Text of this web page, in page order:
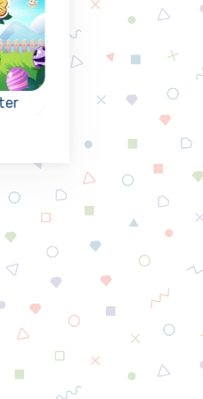
Fruit Squares
van de vierkanten
door dezelfde te
verbinden.